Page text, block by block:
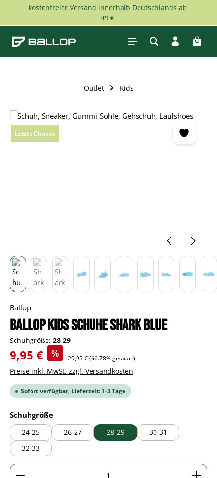
Zum Hauptinhalt springen
kostenfreier Versand innerhalb Deutschlands ab
49 €
Outlet Kids
Bildergalerie überspringen
Letzte Chance
Ballop
BALLOP Kids Schuhe Shark blue
Schuhgröße: 28-29
Verkaufspreis:
9,95 € % Regulärer Preis:
29,95 €(66.78% gespart)
Preise inkl. MwSt. zzgl. Versandkosten
Sofort verfügbar, Lieferzeit: 1-3 Tage
Schuhgrößeauswählen
24-25 26-27 28-29
30-31
32-33
Produkt Anzahl: Gib den gewünschten Wert ein